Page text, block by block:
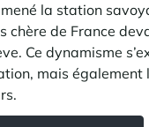
la station
chère de France
Ce dynamisme
mais également